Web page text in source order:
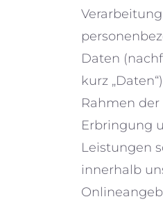
Daten
kurz
Rahmen der
Erbringung
Leistungen
inner­halb